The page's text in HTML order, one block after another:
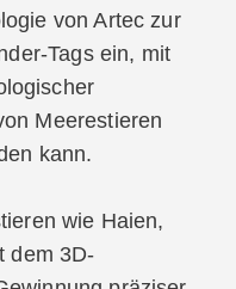
von Artec zur
Tags ein, mit
Meerestieren
kann.
wie Haien,
dem 3D-